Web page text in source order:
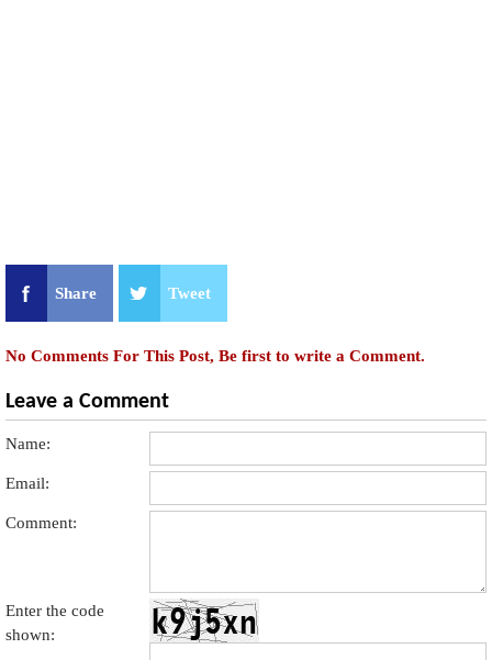
Share Tweet
No Comments For This Post, Be first to write a Comment.
Leave a Comment
Name:
Email:
Comment:
Enter the code
shown: